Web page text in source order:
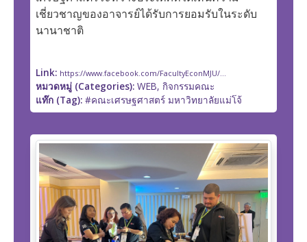
เชี่ยวชาญของอาจารย์ได้รับการยอมรับในระดับ
นานาชาติ
Link: https://www.facebook.com/FacultyEconMJU/...
หมวดหมู่ (Categories): WEB, กิจกรรมคณะ
แท๊ก (Tag): #คณะเศรษฐศาสตร์ มหาวิทยาลัยแม่โจ้